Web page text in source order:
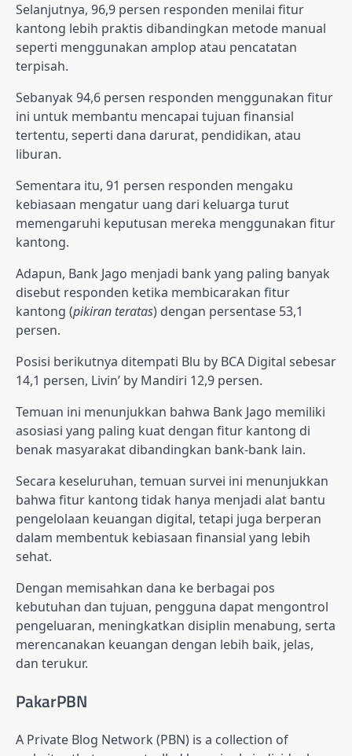
Selanjutnya, 96,9 persen responden menilai fitur
kantong lebih praktis dibandingkan metode manual
seperti menggunakan amplop atau pencatatan
terpisah.
Sebanyak 94,6 persen responden menggunakan fitur
ini untuk membantu mencapai tujuan finansial
tertentu, seperti dana darurat, pendidikan, atau
liburan.
Sementara itu, 91 persen responden mengaku
kebiasaan mengatur uang dari keluarga turut
memengaruhi keputusan mereka menggunakan fitur
kantong.
Adapun, Bank Jago menjadi bank yang paling banyak
disebut responden ketika membicarakan fitur
kantong (pikiran teratas) dengan persentase 53,1
persen.
Posisi berikutnya ditempati Blu by BCA Digital sebesar
14,1 persen, Livin’ by Mandiri 12,9 persen.
Temuan ini menunjukkan bahwa Bank Jago memiliki
asosiasi yang paling kuat dengan fitur kantong di
benak masyarakat dibandingkan bank-bank lain.
Secara keseluruhan, temuan survei ini menunjukkan
bahwa fitur kantong tidak hanya menjadi alat bantu
pengelolaan keuangan digital, tetapi juga berperan
dalam membentuk kebiasaan finansial yang lebih
sehat.
Dengan memisahkan dana ke berbagai pos
kebutuhan dan tujuan, pengguna dapat mengontrol
pengeluaran, meningkatkan disiplin menabung, serta
merencanakan keuangan dengan lebih baik, jelas,
dan terukur.
PakarPBN
A Private Blog Network (PBN) is a collection of